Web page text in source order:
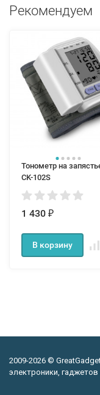
Рекомендуем
Тонометр на
CK-102S
1 430 ₽
В корзину
2009-2026 ©
электроники,